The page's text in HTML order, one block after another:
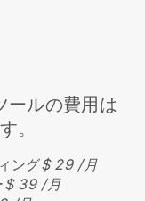
ールの費用は
。
ング$ 29 /月
$ 39 /月